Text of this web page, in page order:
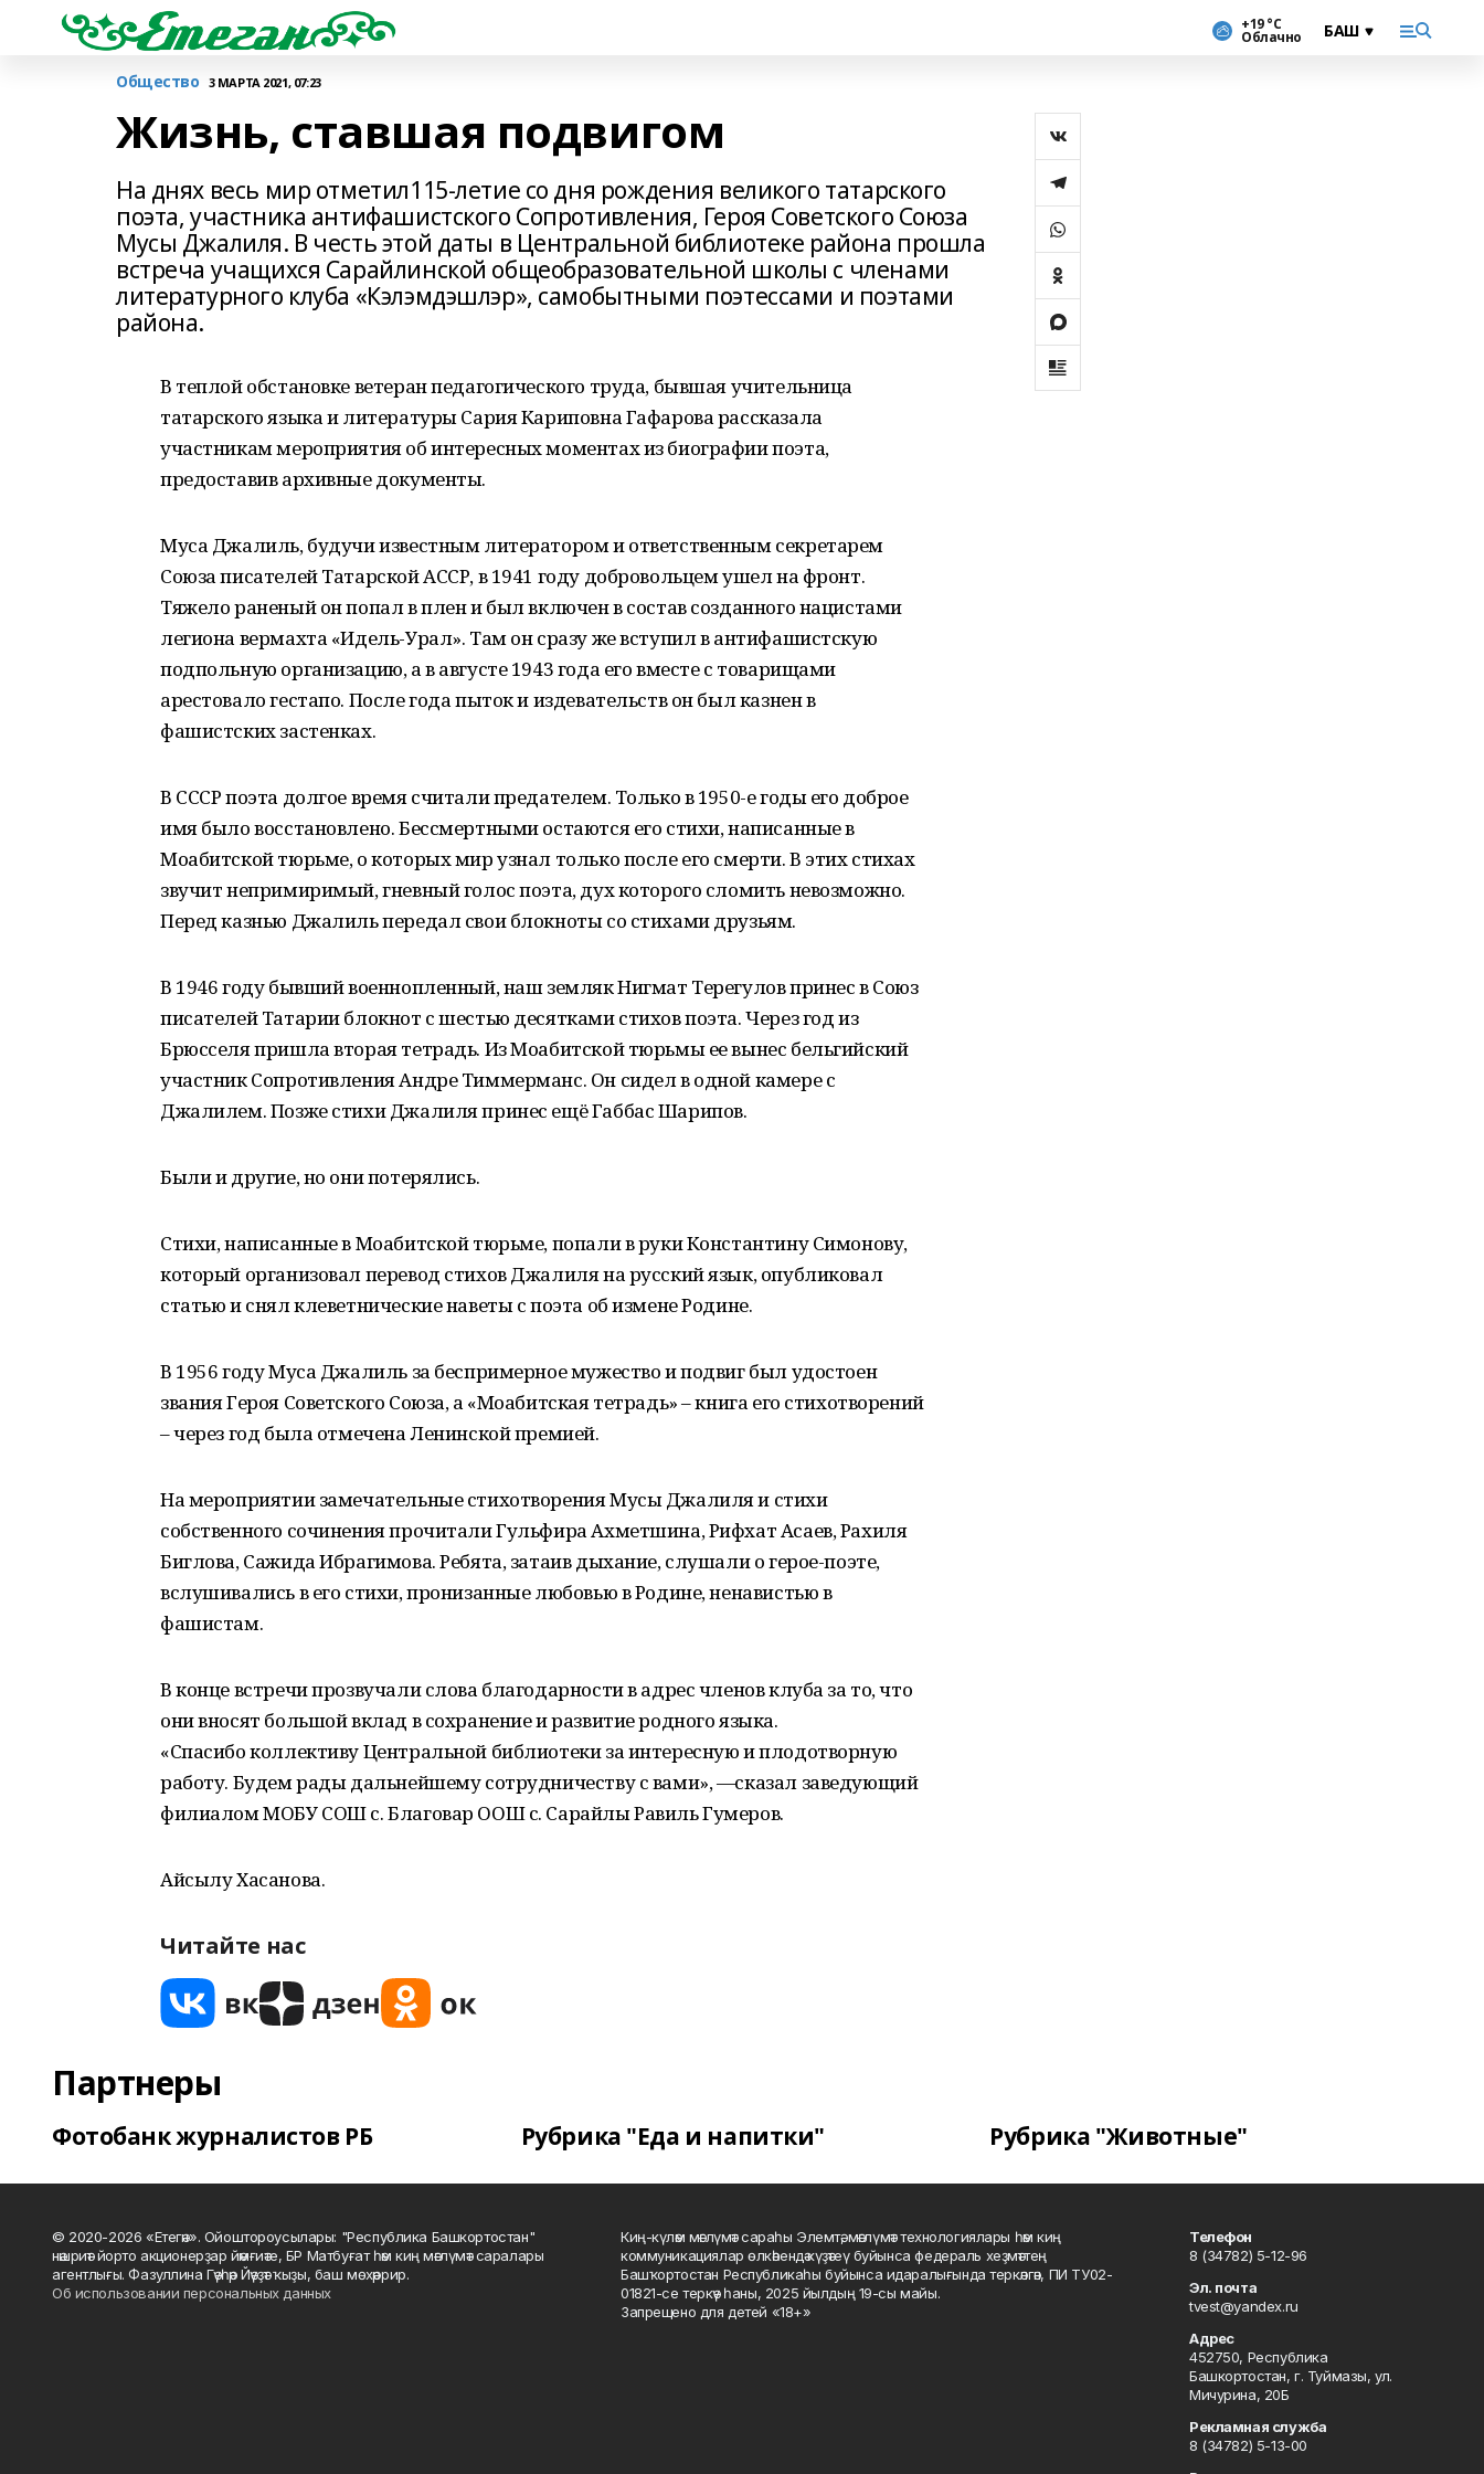
+19 °С
Облачно
Общество 3 МАРТА 2021, 07:23
Жизнь, ставшая подвигом
На днях весь мир отметил115-летие со дня рождения великого татарского
поэта, участника антифашистского Сопротивления, Героя Советского Союза
Мусы Джалиля. В честь этой даты в Центральной библиотеке района прошла
встреча учащихся Сарайлинской общеобразовательной школы с членами
литературного клуба «Кэлэмдэшлэр», самобытными поэтессами и поэтами
района.
В теплой обстановке ветеран педагогического труда, бывшая учительница
татарского языка и литературы Сария Кариповна Гафарова рассказала
участникам мероприятия об интересных моментах из биографии поэта,
предоставив архивные документы.
Муса Джалиль, будучи известным литератором и ответственным секретарем
Союза писателей Татарской АССР, в 1941 году добровольцем ушел на фронт.
Тяжело раненый он попал в плен и был включен в состав созданного нацистами
легиона вермахта «Идель-Урал». Там он сразу же вступил в антифашистскую
подпольную организацию, а в августе 1943 года его вместе с товарищами
арестовало гестапо. После года пыток и издевательств он был казнен в
фашистских застенках.
В СССР поэта долгое время считали предателем. Только в 1950-е годы его доброе
имя было восстановлено. Бессмертными остаются его стихи, написанные в
Моабитской тюрьме, о которых мир узнал только после его смерти. В этих стихах
звучит непримиримый, гневный голос поэта, дух которого сломить невозможно.
Перед казнью Джалиль передал свои блокноты со стихами друзьям.
В 1946 году бывший военнопленный, наш земляк Нигмат Терегулов принес в Союз
писателей Татарии блокнот с шестью десятками стихов поэта. Через год из
Брюсселя пришла вторая тетрадь. Из Моабитской тюрьмы ее вынес бельгийский
участник Сопротивления Андре Тиммерманс. Он сидел в одной камере с
Джалилем. Позже стихи Джалиля принес ещё Габбас Шарипов.
Были и другие, но они потерялись.
Стихи, написанные в Моабитской тюрьме, попали в руки Константину Симонову,
который организовал перевод стихов Джалиля на русский язык, опубликовал
статью и снял клеветнические наветы с поэта об измене Родине.
В 1956 году Муса Джалиль за беспримерное мужество и подвиг был удостоен
звания Героя Советского Союза, а «Моабитская тетрадь» – книга его стихотворений
– через год была отмечена Ленинской премией.
На мероприятии замечательные стихотворения Мусы Джалиля и стихи
собственного сочинения прочитали Гульфира Ахметшина, Рифхат Асаев, Рахиля
Биглова, Сажида Ибрагимова. Ребята, затаив дыхание, слушали о герое-поэте,
вслушивались в его стихи, пронизанные любовью в Родине, ненавистью в
фашистам.
В конце встречи прозвучали слова благодарности в адрес членов клуба за то, что
они вносят большой вклад в сохранение и развитие родного языка.
«Спасибо коллективу Центральной библиотеки за интересную и плодотворную
работу. Будем рады дальнейшему сотрудничеству с вами», —сказал заведующий
филиалом МОБУ СОШ с. Благовар ООШ с. Сарайлы Равиль Гумеров.
Айсылу Хасанова.
Читайте нас
Партнеры
Фотобанк журналистов РБ Рубрика "Еда и напитки" Рубрика "Животные"
© 2020-2026 «Етегән». Ойоштороусылары: "Республика Башкортостан"
нәшриәт йорто акционерҙар йәмғиәте, БР Матбуғат һәм киң мәғлүмәт саралары
агентлығы. Фазуллина Гәүһәр Йәүҙәт ҡыҙы, баш мөхәррир.
Об использовании персональных данных
Киң-күләм мәғлүмәт сараһы Элемтә, мәғлүмәт технологиялары һәм киң
коммуникациялар өлкәһендә күҙәтеү буйынса федераль хеҙмәттең
Башҡортостан Республикаһы буйынса идаралығында теркәлгән, ПИ ТУ02-
01821-се теркәү һаны, 2025 йылдың 19-сы майы.
Запрещено для детей «18+»
Телефон
8 (34782) 5-12-96
Эл. почта
tvest@yandex.ru
Адрес
452750, Республика
Башкортостан, г. Туймазы, ул.
Мичурина, 20Б
Рекламная служба
8 (34782) 5-13-00